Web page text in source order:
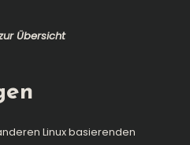
Übersicht
Linux basierenden